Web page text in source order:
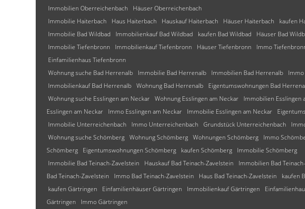
Immobilien Oberreichenbach
Häuser Oberreichenbach
Immobilie Haiterbach
Haus Haiterbach Hauskauf Haiterbach Häuser Haiterbach kaufen
Immobilie Bad Wildbad
Immobilienkauf Bad Wildbad kaufen Bad Wildbad Häuser Bad
Immobilie Tiefenbronn
Immobilienkauf Tiefenbronn Häuser Tiefenbronn Immo
Einfamilienhaus Tiefenbronn
Wohnung suche Bad Herrenalb
Immobilie Bad Herrenalb Immobilien Bad Herrenalb
Immobilienkauf Bad Herrenalb Wohnung Bad Herrenalb Eigentumswohnungen Bad
Wohnung suche Esslingen am Neckar Wohnung Esslingen am Neckar Immobilien Esslingen
Esslingen am Neckar
Immo Esslingen am Neckar Immobilie Esslingen am Neckar
Immobilie Unterreichenbach
Immo Unterreichenbach Grundstück Unterreichenbach
Wohnung suche Schömberg Wohnung Schömberg Wohnungen Schömberg Immo
Schömberg
Eigentumswohnungen Schömberg kaufen Schömberg
Immobilie Schömberg
Immobilie Bad Teinach-Zavelstein
Hauskauf Bad Teinach-Zavelstein Immobilien Bad
Bad Teinach-Zavelstein
Immo Bad Teinach-Zavelstein Haus Bad Teinach-Zavelstein
kaufen
kaufen Gärtringen
Einfamilienhäuser Gärtringen Immobilienkauf Gärtringen
Gärtringen
Immo Gärtringen